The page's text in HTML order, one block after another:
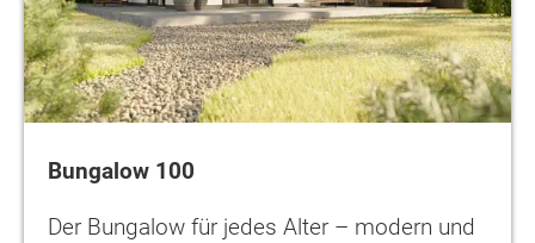
Bungalow 100
Der Bungalow für jedes Alter – modern und